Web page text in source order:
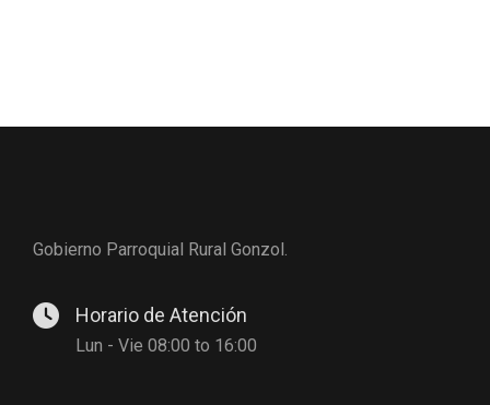
Gobierno Parroquial Rural Gonzol.
Horario de Atención
Lun - Vie 08:00 to 16:00